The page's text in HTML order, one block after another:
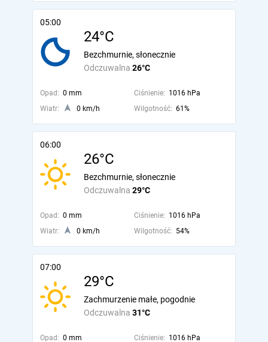
05:00
24°C
Odczuwalna 26°C
Bezchmurnie, słonecznie
Opad: 0 mm Ciśnienie: 1016 hPa
Wiatr:
0 km/h Wilgotność: 61%
06:00
26°C
Odczuwalna 29°C
Bezchmurnie, słonecznie
Opad: 0 mm Ciśnienie: 1016 hPa
Wiatr:
0 km/h Wilgotność: 54%
07:00
29°C
Odczuwalna 31°C
Zachmurzenie małe, pogodnie
Opad: 0 mm Ciśnienie: 1016 hPa